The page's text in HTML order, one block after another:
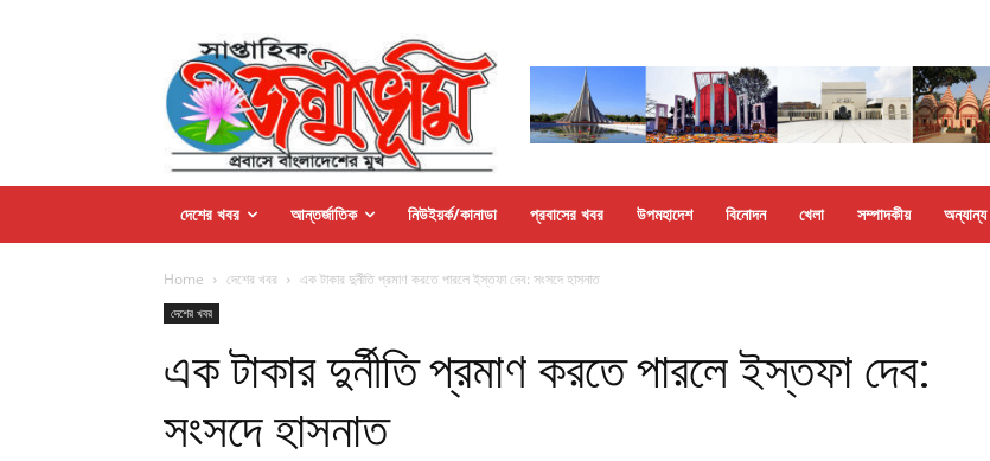
দেশের খবর আন্তর্জাতিক নিউইয়র্ক/কানাডা প্রবাসের খবর উপমহাদেশ বিনোদন খেলা সম্পাদকীয় অন্যান্য
Home দেশের খবর এক টাকার দুর্নীতি প্রমাণ করতে পারলে ইস্তফা দেব: সংসদে হাসনাত
দেশের খবর
এক টাকার দুর্নীতি প্রমাণ করতে পারলে ইস্তফা দেব:
সংসদে হাসনাত